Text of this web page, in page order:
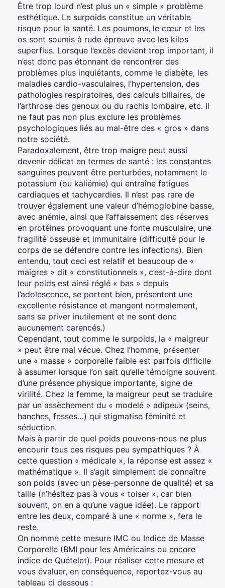
Être trop lourd n’est plus un « simple » problème
esthétique. Le surpoids constitue un véritable
risque pour la santé. Les poumons, le cœur et les
os sont soumis à rude épreuve avec les kilos
superflus. Lorsque l’excès devient trop important, il
n’est donc pas étonnant de rencontrer des
problèmes plus inquiétants, comme le diabète, les
maladies cardio-vasculaires, l’hypertension, des
pathologies respiratoires, des calculs biliaires, de
l’arthrose des genoux ou du rachis lombaire, etc. Il
ne faut pas non plus exclure les problèmes
psychologiques liés au mal-être des « gros » dans
notre société.
Paradoxalement, être trop maigre peut aussi
devenir délicat en termes de santé : les constantes
sanguines peuvent être perturbées, notamment le
potassium (ou kaliémie) qui entraîne fatigues
cardiaques et tachycardies. Il n’est pas rare de
trouver également une valeur d’hémoglobine basse,
avec anémie, ainsi que l’affaissement des réserves
en protéines provoquant une fonte musculaire, une
fragilité osseuse et immunitaire (difficulté pour le
corps de se défendre contre les infections). Bien
entendu, tout ceci est relatif et beaucoup de «
maigres » dit « constitutionnels », c’est-à-dire dont
leur poids est ainsi réglé « bas » depuis
l’adolescence, se portent bien, présentent une
excellente résistance et mangent normalement,
sans se priver inutilement et ne sont donc
aucunement carencés.)
Cependant, tout comme le surpoids, la « maigreur
» peut être mal vécue. Chez l’homme, présenter
une « masse » corporelle faible est parfois difficile
à assumer lorsque l’on sait qu’elle témoigne souvent
d’une présence physique importante, signe de
virilité. Chez la femme, la maigreur peut se traduire
par un assèchement du « modelé » adipeux (seins,
hanches, fesses…) qui stigmatise féminité et
séduction.
Mais à partir de quel poids pouvons-nous ne plus
encourir tous ces risques peu sympathiques ? À
cette question « médicale », la réponse est assez «
mathématique ». Il s’agit simplement de connaître
son poids (avec un pèse-personne de qualité) et sa
taille (n’hésitez pas à vous « toiser », car bien
souvent, on en a qu’une vague idée). Le rapport
entre les deux, comparé à une « norme », fera le
reste.
On nomme cette mesure IMC ou Indice de Masse
Corporelle (BMI pour les Américains ou encore
indice de Quételet). Pour réaliser cette mesure et
vous évaluer, en conséquence, reportez-vous au
tableau ci dessous :